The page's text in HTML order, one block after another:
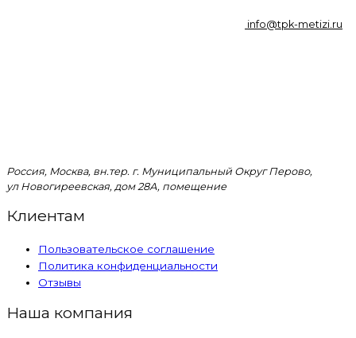
info@tpk-metizi.ru
Россия, Москва, вн.тер. г. Муниципальный Округ Перово,
ул Новогиреевская, дом 28А, помещение
Клиентам
Пользовательское соглашение
Политика конфиденциальности
Отзывы
Наша компания